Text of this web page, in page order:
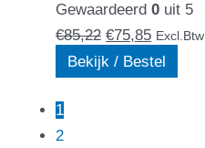
Gewaardeerd 0 uit 5
€85,22 €75,85 Excl.Btw
Bekijk / Bestel
1
2